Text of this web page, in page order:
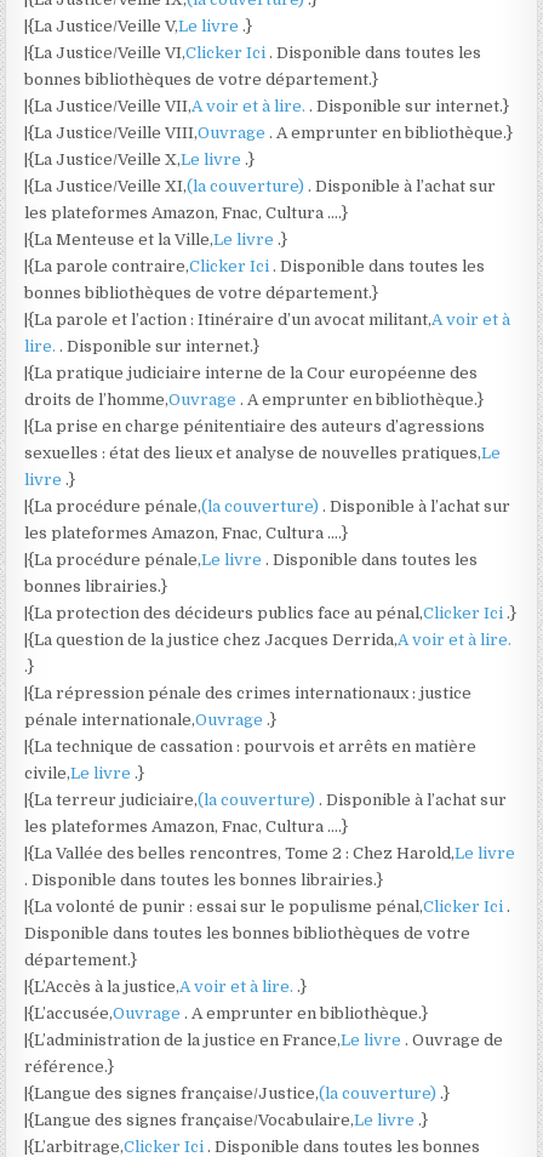
|{La Justice/Veille V,Le livre.}
|{La Justice/Veille VI,Clicker Ici. Disponible dans toutes les
bonnes bibliothèques de votre département.}
|{La Justice/Veille VII,A voir et à lire.. Disponible sur internet.}
|{La Justice/Veille VIII,Ouvrage. A emprunter en bibliothèque.}
|{La Justice/Veille X,Le livre.}
|{La Justice/Veille XI,(la couverture). Disponible à l’achat sur
les plateformes Amazon, Fnac, Cultura ….}
|{La Menteuse et la Ville,Le livre.}
|{La parole contraire,Clicker Ici. Disponible dans toutes les
bonnes bibliothèques de votre département.}
|{La parole et l’action : Itinéraire d’un avocat militant,A voir et à
lire.. Disponible sur internet.}
|{La pratique judiciaire interne de la Cour européenne des
droits de l’homme,Ouvrage. A emprunter en bibliothèque.}
|{La prise en charge pénitentiaire des auteurs d’agressions
sexuelles : état des lieux et analyse de nouvelles pratiques,Le
livre.}
|{La procédure pénale,(la couverture). Disponible à l’achat sur
les plateformes Amazon, Fnac, Cultura ….}
|{La procédure pénale,Le livre. Disponible dans toutes les
bonnes librairies.}
|{La protection des décideurs publics face au pénal,Clicker Ici.}
|{La question de la justice chez Jacques Derrida,A voir et à lire.
.}
|{La répression pénale des crimes internationaux : justice
pénale internationale,Ouvrage.}
|{La technique de cassation : pourvois et arrêts en matière
civile,Le livre.}
|{La terreur judiciaire,(la couverture). Disponible à l’achat sur
les plateformes Amazon, Fnac, Cultura ….}
|{La Vallée des belles rencontres, Tome 2 : Chez Harold,Le livre
. Disponible dans toutes les bonnes librairies.}
|{La volonté de punir : essai sur le populisme pénal,Clicker Ici.
Disponible dans toutes les bonnes bibliothèques de votre
département.}
|{L’Accès à la justice,A voir et à lire..}
|{L’accusée,Ouvrage. A emprunter en bibliothèque.}
|{L’administration de la justice en France,Le livre. Ouvrage de
référence.}
|{Langue des signes française/Justice,(la couverture).}
|{Langue des signes française/Vocabulaire,Le livre.}
|{L’arbitrage,Clicker Ici. Disponible dans toutes les bonnes